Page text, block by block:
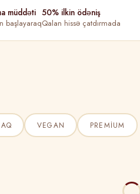
müddəti
başlayaraq
50% ilkin ödəniş
Qalan hissə çatdırmada
VEGAN PREMIUM